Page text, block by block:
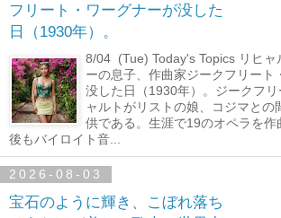
フリート・ワーグナーが没した
日（1930年）。
8/04 (Tue) Today's Topics リヒャ
ーの息子、作曲家ジークフリート
没した日（1930年）。ジークフリ
ャルトがリストの娘、コジマとの
供である。生涯で19のオペラを作
後もバイロイト音...
2026-08-03
宝石のように輝き、こぼれ落ち